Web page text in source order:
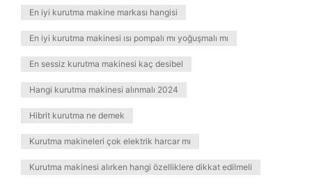
En iyi kurutma makine markası hangisi
En iyi kurutma makinesi ısı pompalı mı yoğuşmalı mı
En sessiz kurutma makinesi kaç desibel
Hangi kurutma makinesi alınmalı 2024
Hibrit kurutma ne demek
Kurutma makineleri çok elektrik harcar mı
Kurutma makinesi alırken hangi özelliklere dikkat edilmeli